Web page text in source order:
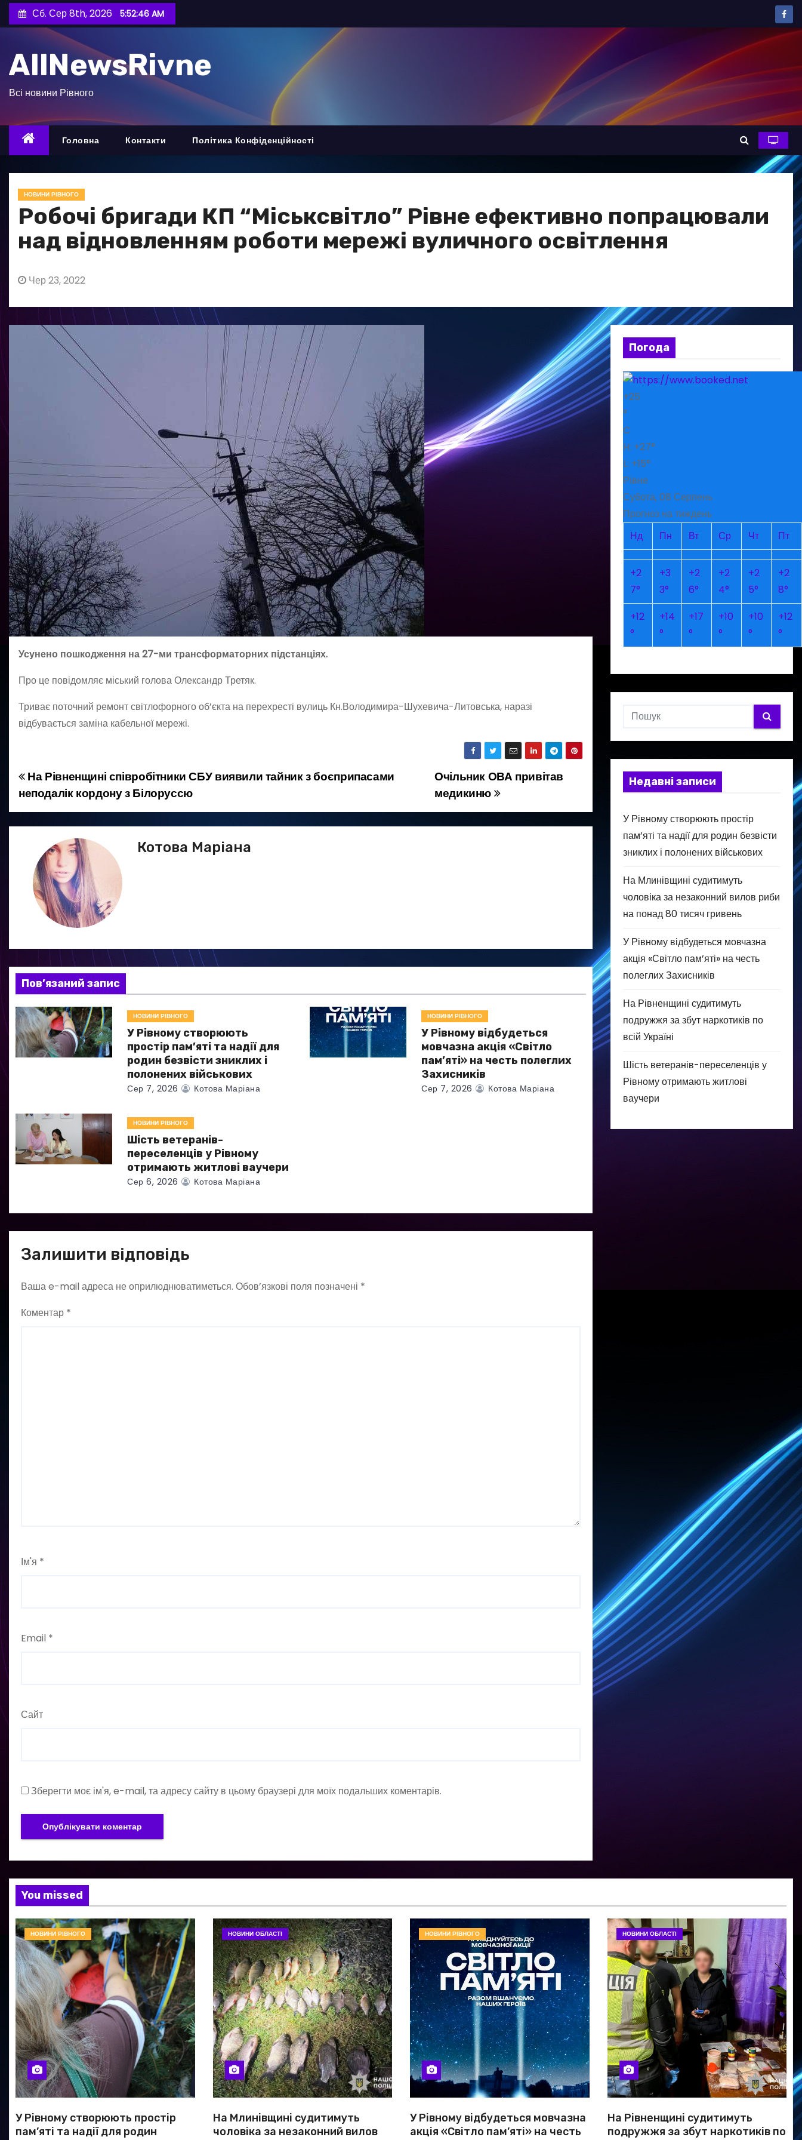
е
д
Сб. Сер 8th, 2026 5:52:47 AM
AllNewsRivne
Всі новини Рівного
Головна Контакти Політика Конфіденційності
НОВИНИ РІВНОГО
Робочі бригади КП “Міськсвітло” Рівне ефективно попрацювали
над відновленням роботи мережі вуличного освітлення
Чер 23, 2022
Усунено пошкодження на 27-ми трансформаторних підстанціях.
Про це повідомляє міський голова Олександр Третяк.
Триває поточний ремонт світлофорного об’єкта на перехресті вулиць Кн.Володимира-Шухевича-Литовська, наразі
відбувається заміна кабельної мережі.
Н
а
в
і
я
з
а
п
в
Очільник ОВА привітав
медикиню
На Рівненщині співробітники СБУ виявили тайник з боєприпасами
неподалік кордону з Білоруссю
Котова Маріана
Пов’язаний запис
НОВИНИ РІВНОГО
У Рівному створюють
простір пам’яті та надії для
родин безвісти зниклих і
полонених військових
Сер 7, 2026 Котова Маріана
НОВИНИ РІВНОГО
У Рівному відбудеться
мовчазна акція «Світло
пам’яті» на честь полеглих
Захисників
Сер 7, 2026 Котова Маріана
НОВИНИ РІВНОГО
Шість ветеранів-
переселенців у Рівному
отримають житлові ваучери
Сер 6, 2026 Котова Маріана
Залишити відповідь
Ваша e-mail адреса не оприлюднюватиметься. Обов’язкові поля позначені *
Коментар *
Ім'я *
Email *
Сайт
Зберегти моє ім'я, e-mail, та адресу сайту в цьому браузері для моїх подальших коментарів.
Погода
+25
°
C
H: +27°
L: +15°
Рівне
Субота, 08 Серпень
Прогноз на тиждень
Нд
Пн Вт Ср Чт Пт
+2
7°
+3
3°
+2
6°
+2
4°
+2
5°
+2
8°
+12
°
+14
°
+17
°
+10
°
+10
°
+12
°
Недавні записи
У Рівному створюють простір
пам’яті та надії для родин безвісти
зниклих і полонених військових
На Млинівщині судитимуть
чоловіка за незаконний вилов риби
на понад 80 тисяч гривень
У Рівному відбудеться мовчазна
акція «Світло пам’яті» на честь
полеглих Захисників
На Рівненщині судитимуть
подружжя за збут наркотиків по
всій Україні
Шість ветеранів-переселенців у
Рівному отримають житлові
ваучери
You missed
НОВИНИ РІВНОГО
У Рівному створюють простір
пам’яті та надії для родин
НОВИНИ ОБЛАСТІ
На Млинівщині судитимуть
чоловіка за незаконний вилов
НОВИНИ РІВНОГО
У Рівному відбудеться мовчазна
акція «Світло пам’яті» на честь
НОВИНИ ОБЛАСТІ
На Рівненщині судитимуть
подружжя за збут наркотиків по